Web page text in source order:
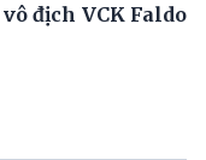
địch VCK Faldo